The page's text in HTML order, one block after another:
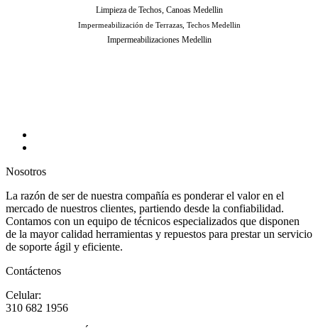
Limpieza de Techos, Canoas Medellin
Impermeabilización de Terrazas, Techos Medellin
Impermeabilizaciones Medellin
Nosotros
La razón de ser de nuestra compañía es ponderar el valor en el
mercado de nuestros clientes, partiendo desde la confiabilidad.
Contamos con un equipo de técnicos especializados que disponen
de la mayor calidad herramientas y repuestos para prestar un servicio
de soporte ágil y eficiente.
Contáctenos
Celular:
310 682 1956